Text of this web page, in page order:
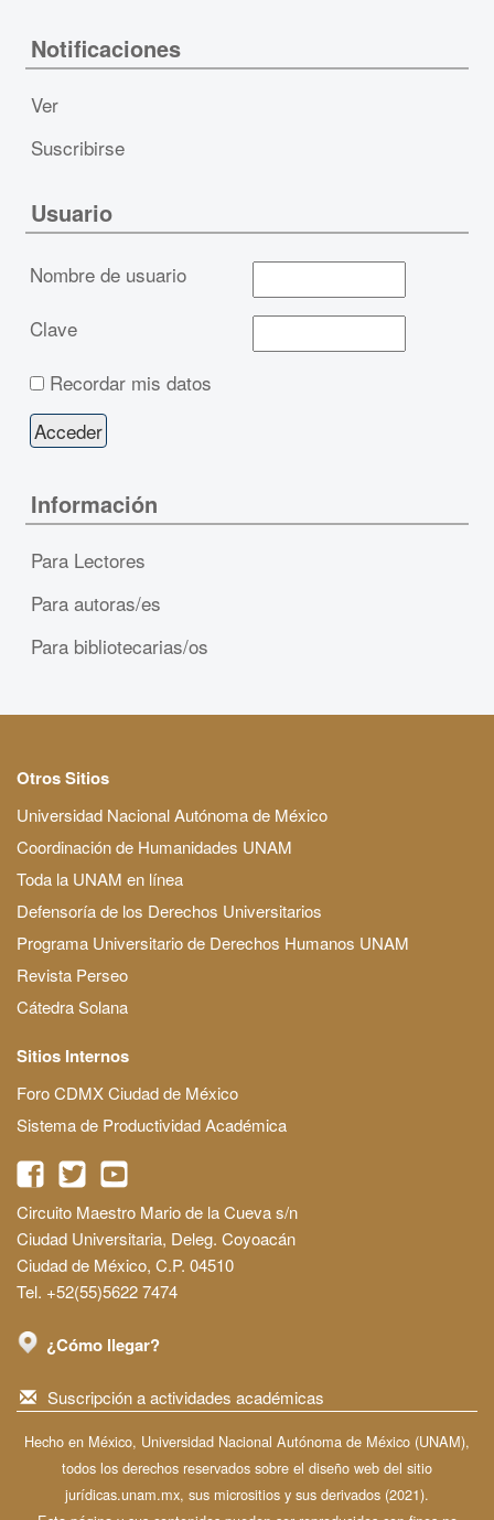
Notificaciones
Ver
Suscribirse
Usuario
Nombre de usuario
Clave
Recordar mis datos
Información
Para Lectores
Para autoras/es
Para bibliotecarias/os
Otros Sitios
Universidad Nacional Autónoma de México
Coordinación de Humanidades UNAM
Toda la UNAM en línea
Defensoría de los Derechos Universitarios
Programa Universitario de Derechos Humanos UNAM
Revista Perseo
Cátedra Solana
Sitios Internos
Foro CDMX Ciudad de México
Sistema de Productividad Académica
Circuito Maestro Mario de la Cueva s/n
Ciudad Universitaria, Deleg. Coyoacán
Ciudad de México, C.P. 04510
Tel. +52(55)5622 7474
¿Cómo llegar?
Suscripción a actividades académicas
Hecho en México, Universidad Nacional Autónoma de México (UNAM),
todos los derechos reservados sobre el diseño web del sitio
jurídicas.unam.mx, sus micrositios y sus derivados (2021).